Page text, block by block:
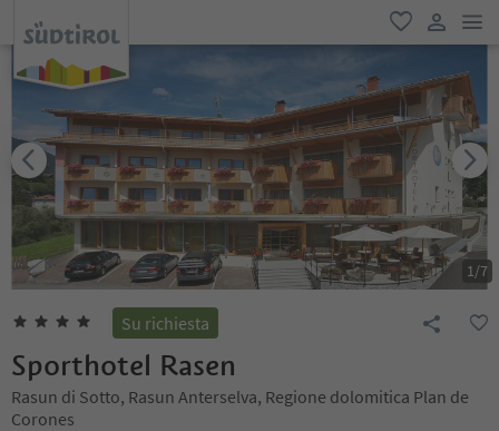
favoriti
user link
1/7
Su richiesta
Sporthotel Rasen
Rasun di Sotto, Rasun Anterselva, Regione dolomitica Plan de
Corones